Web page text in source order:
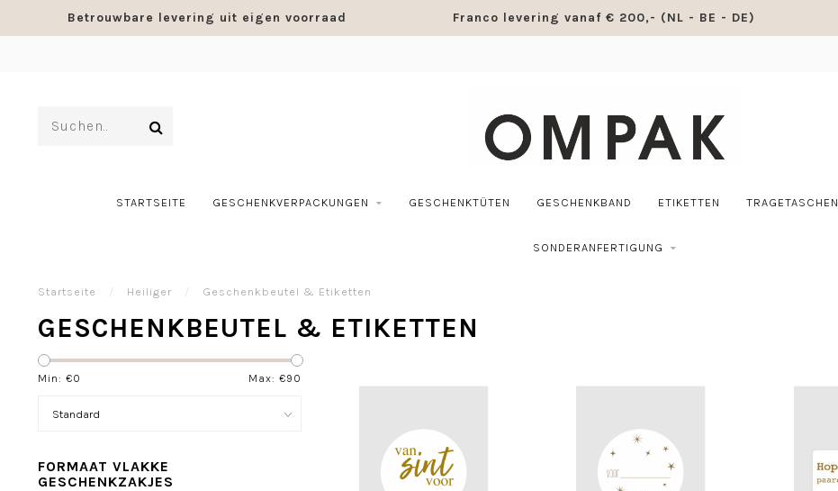
Betrouwbare levering uit eigen voorraad Franco levering vanaf € 200,- (NL - BE - DE)
STARTSEITE GESCHENKVERPACKUNGEN GESCHENKTÜTEN GESCHENKBAND ETIKETTEN TRAGETASCHEN
SONDERANFERTIGUNG
Startseite / Heiliger / Geschenkbeutel & Etiketten
GESCHENKBEUTEL & ETIKETTEN
Min: €0 Max: €90
FORMAAT VLAKKE
GESCHENKZAKJES